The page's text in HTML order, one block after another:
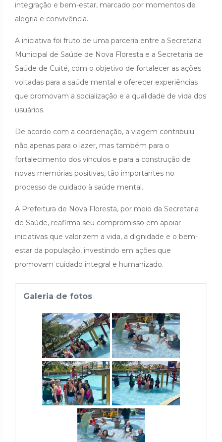
integração e bem-estar, marcado por momentos de
alegria e convivência.
A iniciativa foi fruto de uma parceria entre a Secretaria
Municipal de Saúde de Nova Floresta e a Secretaria de
Saúde de Cuité, com o objetivo de fortalecer as ações
voltadas para a saúde mental e oferecer experiências
que promovam a socialização e a qualidade de vida dos
usuários.
De acordo com a coordenação, a viagem contribuiu
não apenas para o lazer, mas também para o
fortalecimento dos vínculos e para a construção de
novas memórias positivas, tão importantes no
processo de cuidado à saúde mental.
A Prefeitura de Nova Floresta, por meio da Secretaria
de Saúde, reafirma seu compromisso em apoiar
iniciativas que valorizem a vida, a dignidade e o bem-
estar da população, investindo em ações que
promovam cuidado integral e humanizado.
Galeria de fotos